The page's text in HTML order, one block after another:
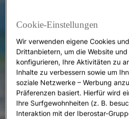
Cookie-Einstellungen
Wir verwenden eigene Cookies
Drittanbietern, um die Website
konfigurieren, Ihre Aktivitäten zu
Inhalte zu verbessern sowie um
soziale Netzwerke – Werbung
Präferenzen basiert. Hierfür wird
Ihre Surfgewohnheiten (z. B.
Interaktion mit der Iberostar-